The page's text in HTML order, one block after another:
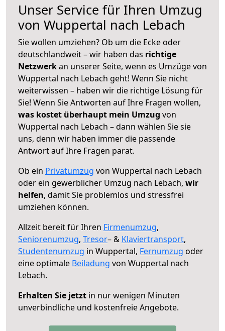
Unser Service für Ihren Umzug
von Wuppertal nach Lebach
Sie wollen umziehen? Ob um die Ecke oder
deutschlandweit – wir haben das richtige
Netzwerkan unserer Seite, wenn es Umzüge von
Wuppertal nach Lebach geht! Wenn Sie nicht
weiterwissen – haben wir die richtige Lösung für
Sie! Wenn Sie Antworten auf Ihre Fragen wollen,
was kostet überhaupt mein Umzug von
Wuppertal nach Lebach – dann wählen Sie sie
uns, denn wir haben immer die passende
Antwort auf Ihre Fragen parat.
Ob ein Privatumzug von Wuppertal nach Lebach
oder ein gewerblicher Umzug nach Lebach, wir
helfen, damit Sie problemlos und stressfrei
umziehen können.
Allzeit bereit für Ihren Firmenumzug,
Seniorenumzug, Tresor– & Klaviertransport,
Studentenumzug in Wuppertal, Fernumzug oder
eine optimale Beiladung von Wuppertal nach
Lebach.
Erhalten Sie jetzt in nur wenigen Minuten
unverbindliche und kostenfreie Angebote.